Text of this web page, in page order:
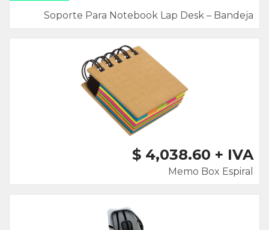
Soporte Para Notebook Lap Desk – Bandeja
$ 4,038.60 + IVA
Memo Box Espiral